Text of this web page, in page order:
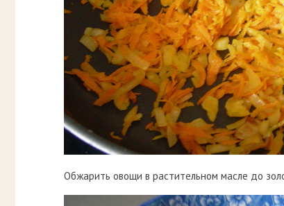
Обжарить овощи в растительном масле до